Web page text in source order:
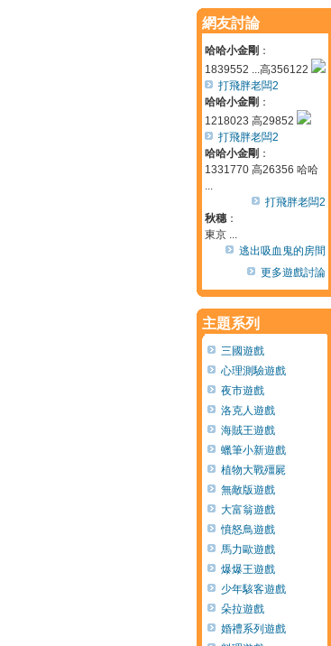
網友討論
哈哈小金剛 ：
1839552 ...高356122
打飛胖老闆2
哈哈小金剛 ：
1218023 高29852
打飛胖老闆2
哈哈小金剛 ：
1331770 高26356 哈哈
...
打飛胖老闆2
秋穗：
東京 ...
逃出吸血鬼的房間
更多遊戲討論
主題系列
三國遊戲
心理測驗遊戲
夜市遊戲
洛克人遊戲
海賊王遊戲
蠟筆小新遊戲
植物大戰殭屍
無敵版遊戲
大富翁遊戲
憤怒鳥遊戲
馬力歐遊戲
爆爆王遊戲
少年駭客遊戲
朵拉遊戲
婚禮系列遊戲